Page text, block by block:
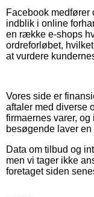
Facebook
indblik i online
en række e-shops
ordreforløbet,
at vurdere
Vores side er
aftaler med diverse
firmaernes varer,
besøgende laver en
Data om tilbud og
men vi tager ikke
foretaget siden